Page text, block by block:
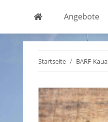
Angebote
Startseite BARF-